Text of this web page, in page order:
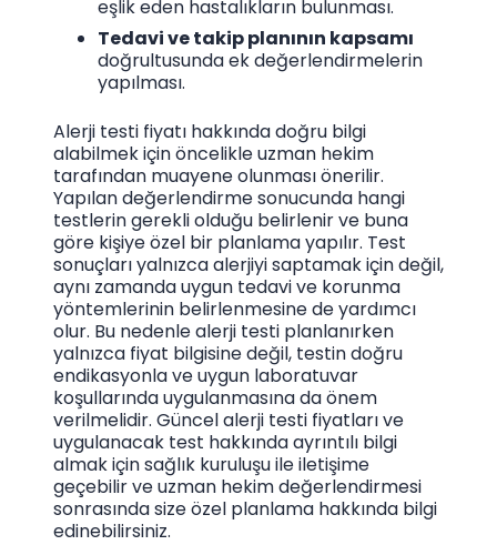
eşlik eden hastalıkların bulunması.
Tedavi ve takip planının kapsamı
doğrultusunda ek değerlendirmelerin
yapılması.
Alerji testi fiyatı hakkında doğru bilgi
alabilmek için öncelikle uzman hekim
tarafından muayene olunması önerilir.
Yapılan değerlendirme sonucunda hangi
testlerin gerekli olduğu belirlenir ve buna
göre kişiye özel bir planlama yapılır. Test
sonuçları yalnızca alerjiyi saptamak için değil,
aynı zamanda uygun tedavi ve korunma
yöntemlerinin belirlenmesine de yardımcı
olur. Bu nedenle alerji testi planlanırken
yalnızca fiyat bilgisine değil, testin doğru
endikasyonla ve uygun laboratuvar
koşullarında uygulanmasına da önem
verilmelidir. Güncel alerji testi fiyatları ve
uygulanacak test hakkında ayrıntılı bilgi
almak için sağlık kuruluşu ile iletişime
geçebilir ve uzman hekim değerlendirmesi
sonrasında size özel planlama hakkında bilgi
edinebilirsiniz.